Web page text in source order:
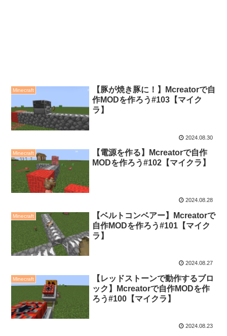
Minecraft
【豚が焼き豚に！】Mcreatorで自
作MODを作ろう#103【マイク
ラ】
2024.08.30
Minecraft
【電源を作る】Mcreatorで自作
MODを作ろう#102【マイクラ】
2024.08.28
Minecraft
【ベルトコンベアー】Mcreatorで
自作MODを作ろう#101【マイク
ラ】
2024.08.27
Minecraft
【レッドストーンで動作するブロ
ック】Mcreatorで自作MODを作
ろう#100【マイクラ】
2024.08.23